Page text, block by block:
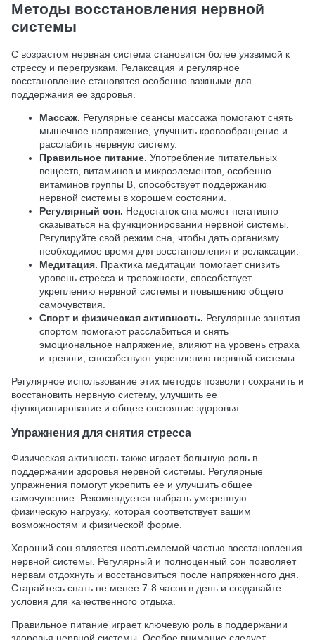
Методы восстановления нервной
системы
С возрастом нервная система становится более уязвимой к
стрессу и перегрузкам. Релаксация и регулярное
восстановление становятся особенно важными для
поддержания ее здоровья.
Массаж. Регулярные сеансы массажа помогают снять
мышечное напряжение, улучшить кровообращение и
расслабить нервную систему.
Правильное питание. Употребление питательных
веществ, витаминов и микроэлементов, особенно
витаминов группы В, способствует поддержанию
нервной системы в хорошем состоянии.
Регулярный сон. Недостаток сна может негативно
сказываться на функционировании нервной системы.
Регулируйте свой режим сна, чтобы дать организму
необходимое время для восстановления и релаксации.
Медитация. Практика медитации помогает снизить
уровень стресса и тревожности, способствует
укреплению нервной системы и повышению общего
самочувствия.
Спорт и физическая активность. Регулярные занятия
спортом помогают расслабиться и снять
эмоциональное напряжение, влияют на уровень страха
и тревоги, способствуют укреплению нервной системы.
Регулярное использование этих методов позволит сохранить и
восстановить нервную систему, улучшить ее
функционирование и общее состояние здоровья.
Упражнения для снятия стресса
Физическая активность также играет большую роль в
поддержании здоровья нервной системы. Регулярные
упражнения помогут укрепить ее и улучшить общее
самочувствие. Рекомендуется выбрать умеренную
физическую нагрузку, которая соответствует вашим
возможностям и физической форме.
Хороший сон является неотъемлемой частью восстановления
нервной системы. Регулярный и полноценный сон позволяет
нервам отдохнуть и восстановиться после напряженного дня.
Старайтесь спать не менее 7-8 часов в день и создавайте
условия для качественного отдыха.
Правильное питание играет ключевую роль в поддержании
здоровья нервной системы. Особое внимание следует